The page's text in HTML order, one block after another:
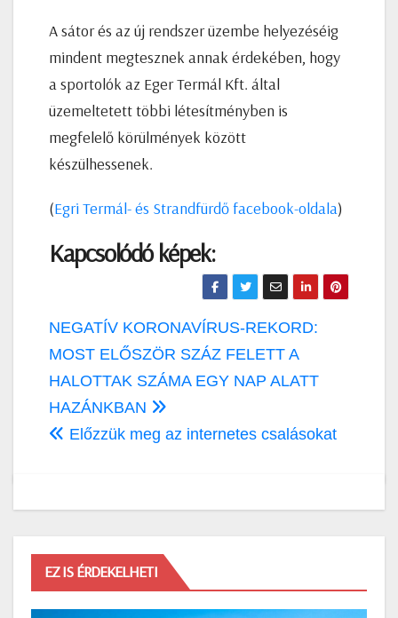
A sátor és az új rendszer üzembe helyezéséig
mindent megtesznek annak érdekében, hogy
a sportolók az Eger Termál Kft. által
üzemeltetett többi létesítményben is
megfelelő körülmények között
készülhessenek.
(Egri Termál- és Strandfürdő facebook-oldala)
Kapcsolódó képek:
Bejegyzés
navigáció
NEGATÍV KORONAVÍRUS-REKORD:
MOST ELŐSZÖR SZÁZ FELETT A
HALOTTAK SZÁMA EGY NAP ALATT
HAZÁNKBAN
Előzzük meg az internetes csalásokat
EZ IS ÉRDEKELHETI